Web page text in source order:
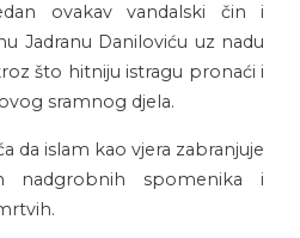
ovakav vandalski čin i
Jadranu Daniloviću uz nadu
što hitniju istragu pronaći i
sramnog djela.
da islam kao vjera zabranjuje
nadgrobnih spomenika i